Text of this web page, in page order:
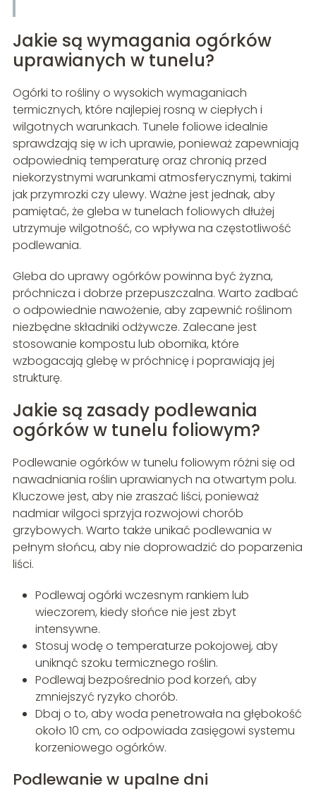
Jakie są wymagania ogórków
uprawianych w tunelu?
Ogórki to rośliny o wysokich wymaganiach
termicznych, które najlepiej rosną w ciepłych i
wilgotnych warunkach. Tunele foliowe idealnie
sprawdzają się w ich uprawie, ponieważ zapewniają
odpowiednią temperaturę oraz chronią przed
niekorzystnymi warunkami atmosferycznymi, takimi
jak przymrozki czy ulewy. Ważne jest jednak, aby
pamiętać, że gleba w tunelach foliowych dłużej
utrzymuje wilgotność, co wpływa na częstotliwość
podlewania.
Gleba do uprawy ogórków powinna być żyzna,
próchnicza i dobrze przepuszczalna. Warto zadbać
o odpowiednie nawożenie, aby zapewnić roślinom
niezbędne składniki odżywcze. Zalecane jest
stosowanie kompostu lub obornika, które
wzbogacają glebę w próchnicę i poprawiają jej
strukturę.
Jakie są zasady podlewania
ogórków w tunelu foliowym?
Podlewanie ogórków w tunelu foliowym różni się od
nawadniania roślin uprawianych na otwartym polu.
Kluczowe jest, aby nie zraszać liści, ponieważ
nadmiar wilgoci sprzyja rozwojowi chorób
grzybowych. Warto także unikać podlewania w
pełnym słońcu, aby nie doprowadzić do poparzenia
liści.
Podlewaj ogórki wczesnym rankiem lub
wieczorem, kiedy słońce nie jest zbyt
intensywne.
Stosuj wodę o temperaturze pokojowej, aby
uniknąć szoku termicznego roślin.
Podlewaj bezpośrednio pod korzeń, aby
zmniejszyć ryzyko chorób.
Dbaj o to, aby woda penetrowała na głębokość
około 10 cm, co odpowiada zasięgowi systemu
korzeniowego ogórków.
Podlewanie w upalne dni